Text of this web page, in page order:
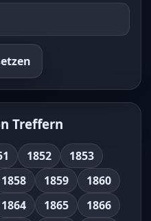
Treffern
1852
1853
1858 1859
1860
1864 1865
1866